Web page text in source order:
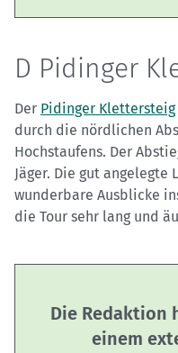
D Pidinger
Der Pidinger Klettersteig
durch die nördlichen
Hochstaufens. Der
Jäger. Die gut
wunderbare Ausblicke
die Tour sehr lang und
Die Redaktion
einem